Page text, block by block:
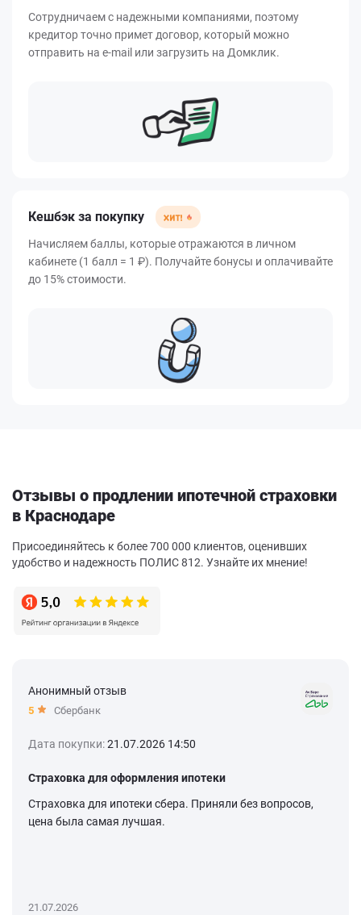
Сотрудничаем с надежными компаниями, поэтому
кредитор точно примет договор, который можно
отправить на e-mail или загрузить на Домклик.
Кешбэк за покупку
Начисляем баллы, которые отражаются в личном
кабинете (1 балл = 1 ₽). Получайте бонусы и оплачивайте
до 15% стоимости.
Отзывы о продлении ипотечной страховки
в Краснодаре
Присоединяйтесь к более 700 000 клиентов, оценивших
удобство и надежность ПОЛИС 812. Узнайте их мнение!
Анонимный отзыв
5 Сбербанк
Дата покупки:21.07.2026 14:50
Страховка для оформления ипотеки
Страховка для ипотеки сбера. Приняли без вопросов,
цена была самая лучшая.
21.07.2026